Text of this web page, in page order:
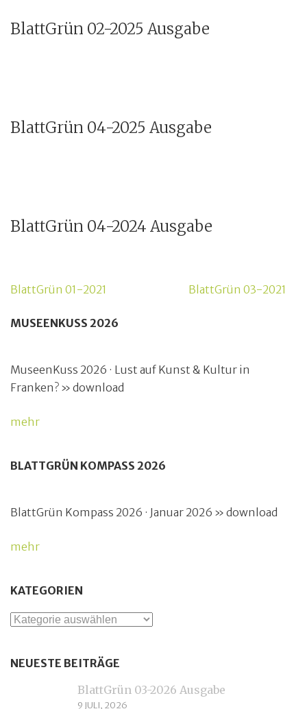
BlattGrün 02-2025 Ausgabe
BlattGrün 04-2025 Ausgabe
BlattGrün 04-2024 Ausgabe
Beitragsnavigation
BlattGrün 01-2021 BlattGrün 03-2021
MUSEENKUSS 2026
MuseenKuss 2026 · Lust auf Kunst & Kultur in
Franken? » download
mehr
BLATTGRÜN KOMPASS 2026
BlattGrün Kompass 2026 · Januar 2026 » download
mehr
KATEGORIEN
Kategorien
NEUESTE BEITRÄGE
BlattGrün 03-2026 Ausgabe
9 JULI, 2026